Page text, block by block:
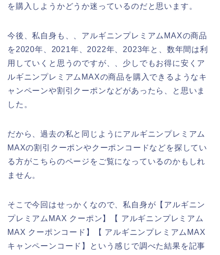
を購入しようかどうか迷っているのだと思います。
今後、私自身も、、アルギニンプレミアムMAXの商品
を2020年、2021年、2022年、2023年と、数年間は利
用していくと思うのですが、、少しでもお得に安くア
ルギニンプレミアムMAXの商品を購入できるようなキ
ャンペーンや割引クーポンなどがあったら、と思いま
した。
だから、過去の私と同じようにアルギニンプレミアム
MAXの割引クーポンやクーポンコードなどを探してい
る方がこちらのページをご覧になっているのかもしれ
ません。
そこで今回はせっかくなので、私自身が【アルギニン
プレミアムMAX クーポン】【 アルギニンプレミアム
MAX クーポンコード】【 アルギニンプレミアムMAX
キャンペーンコード】という感じで調べた結果を記事